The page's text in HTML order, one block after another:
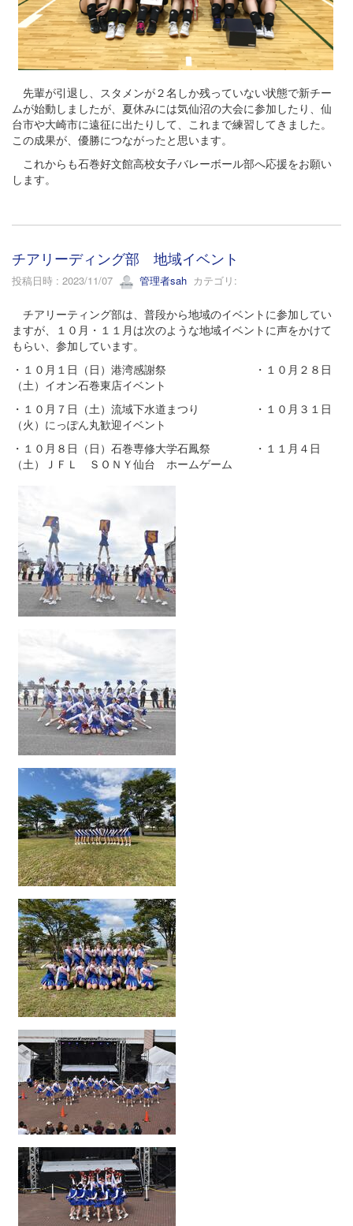
先輩が引退し、スタメンが２名しか残っていない状態で新チー
ムが始動しましたが、夏休みには気仙沼の大会に参加したり、仙
台市や大崎市に遠征に出たりして、これまで練習してきました。
この成果が、優勝につながったと思います。
これからも石巻好文館高校女子バレーボール部へ応援をお願い
します。
チアリーディング部 地域イベント
投稿日時 : 2023/11/07 管理者sah カテゴリ:
チアリーティング部は、普段から地域のイベントに参加してい
ますが、１０月・１１月は次のような地域イベントに声をかけて
もらい、参加しています。
・１０月１日（日）港湾感謝祭 ・１０月２８日
（土）イオン石巻東店イベント
・１０月７日（土）流域下水道まつり ・１０月３１日
（火）にっぽん丸歓迎イベント
・１０月８日（日）石巻専修大学石鳳祭 ・１１月４日
（土）ＪＦＬ ＳＯＮＹ仙台 ホームゲーム